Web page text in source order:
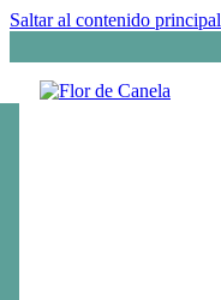
Saltar al contenido principal